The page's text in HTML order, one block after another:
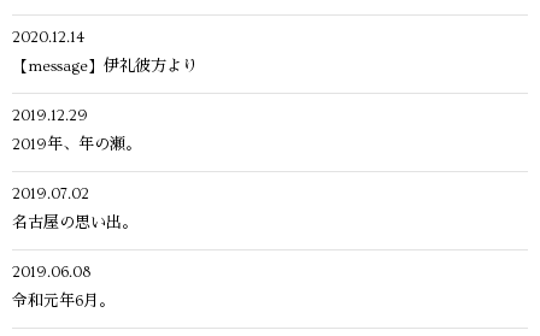
2020.12.14
【message】伊礼彼方より
2019.12.29
2019年、年の瀬。
2019.07.02
名古屋の思い出。
2019.06.08
令和元年6月。